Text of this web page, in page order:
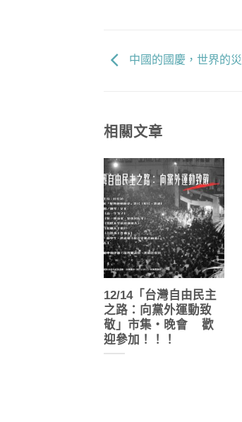
中國的國慶，世界的
相關文章
12/14「台灣自由民主
之路：向黨外運動致
敬」市集・晚會 歡
迎參加！！！